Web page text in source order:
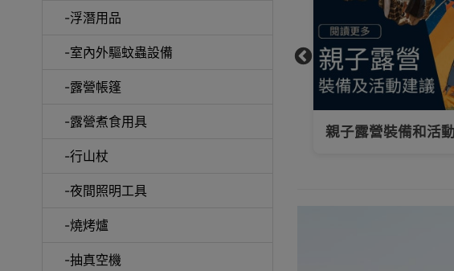
-浮潛用品
-室內外驅蚊蟲設備
-露營帳篷
-露營煮食用具
-行山杖
-夜間照明工具
-燒烤爐
-抽真空機
戶外睡墊 吊床
拆解: 尋找屬於你的行山杖 親子露營裝備和活